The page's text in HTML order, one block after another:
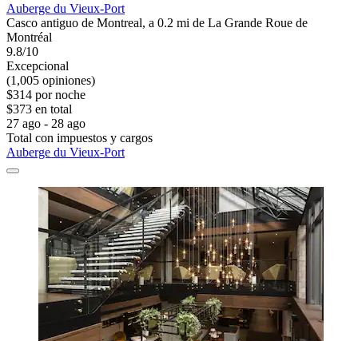
Auberge du Vieux-Port
Casco antiguo de Montreal, a 0.2 mi de La Grande Roue de
Montréal
9.8/10
Excepcional
(1,005 opiniones)
$314 por noche
$373 en total
27 ago - 28 ago
Total con impuestos y cargos
Auberge du Vieux-Port